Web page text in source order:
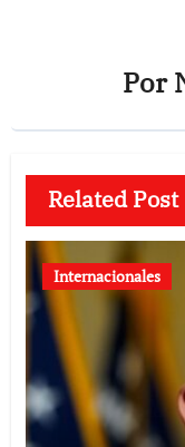
Por
Related Post
Internacionales